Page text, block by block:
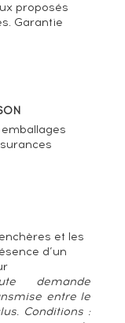
proposés
Garantie
et les
d’un
demande
entre le
Conditions :